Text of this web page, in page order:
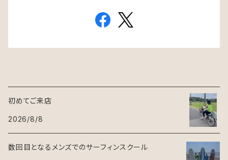
初めてご来店
2026/8/8
数回目となるメンズでのサーフィンスクール